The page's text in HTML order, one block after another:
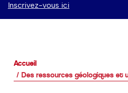
Inscrivez-vous ici
Accueil
Des ressources géologiques et